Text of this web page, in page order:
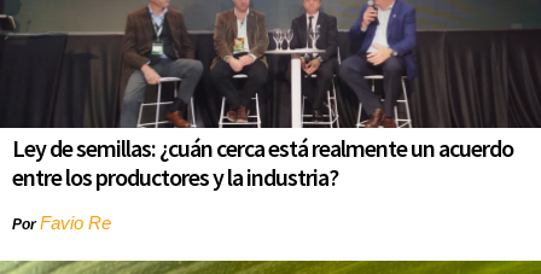
Ley de semillas: ¿cuán cerca está realmente un acuerdo
entre los productores y la industria?
PorFavio Re